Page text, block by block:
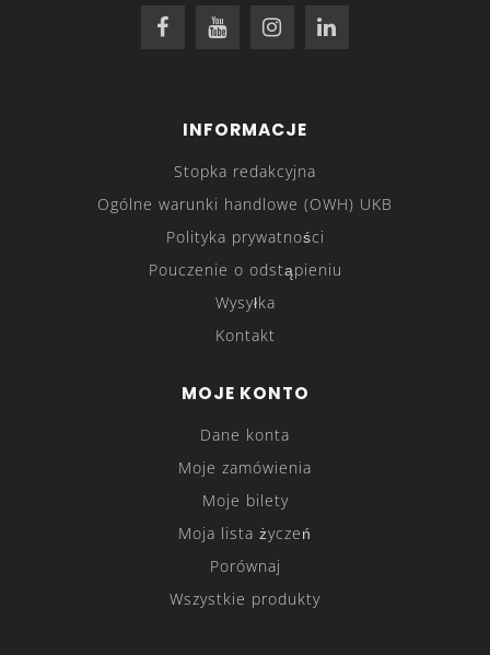
INFORMACJE
Stopka redakcyjna
Ogólne warunki handlowe (OWH) UKB
Polityka prywatności
Pouczenie o odstąpieniu
Wysyłka
Kontakt
MOJE KONTO
Dane konta
Moje zamówienia
Moje bilety
Moja lista życzeń
Porównaj
Wszystkie produkty